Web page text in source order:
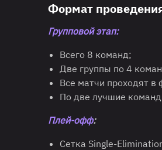
Формат
Групповой этап:
Всего 8 команд;
Две группы по 4
Все матчи проходят
По две лучшие
Плей-офф:
Сетка Single-